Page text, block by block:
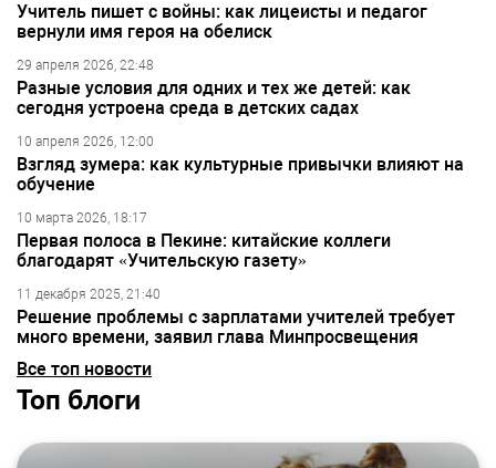
Учитель пишет с войны: как лицеисты и педагог
вернули имя героя на обелиск
29 апреля 2026, 22:48
Разные условия для одних и тех же детей: как
сегодня устроена среда в детских садах
10 апреля 2026, 12:00
Взгляд зумера: как культурные привычки влияют на
обучение
10 марта 2026, 18:17
Первая полоса в Пекине: китайские коллеги
благодарят «Учительскую газету»
11 декабря 2025, 21:40
Решение проблемы с зарплатами учителей требует
много времени, заявил глава Минпросвещения
Все топ новости
Топ блоги